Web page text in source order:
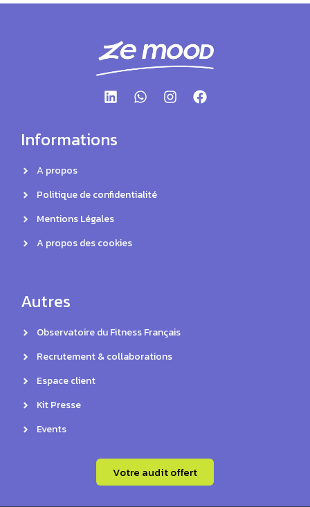
Informations
A propos
Politique de confidentialité
Mentions Légales
A propos des cookies
Autres
Observatoire du Fitness Français
Recrutement & collaborations
Espace client
Kit Presse
Events
Votre audit offert